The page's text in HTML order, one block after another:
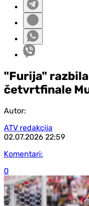
"Furija"
četvrtfinale
Autor:
ATV redakcija
02.07.2026 22:59
Komentari:
0